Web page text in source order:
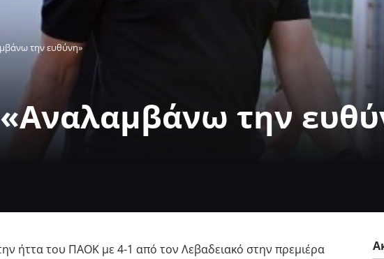
την ευθύνη»
την
ήττα του ΠΑΟΚ με 4-1 από τον Λεβαδειακό στην πρεμιέρα